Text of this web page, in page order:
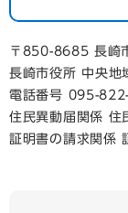
〒850-8685 長崎
長崎市役所 中央地
電話番号 095-
住民異動届関係 住
証明書の請求関係